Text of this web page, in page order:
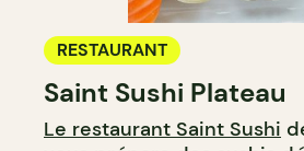
RESTAURANT
Saint Sushi Plateau
Le restaurant Saint Sushi